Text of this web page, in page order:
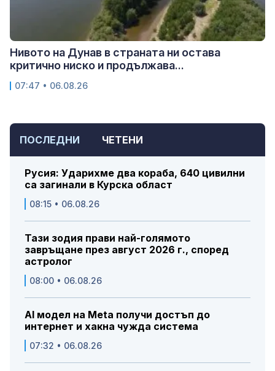
ПОСЛЕДНИ ЧЕТЕНИ
Русия: Ударихме два кораба, 640 цивилни
са загинали в Курска област
08:15 • 06.08.26
Тази зодия прави най-голямото
завръщане през август 2026 г., според
астролог
08:00 • 06.08.26
AI модел на Meta получи достъп до
интернет и хакна чужда система
07:32 • 06.08.26
Нивото на Дунав в страната ни остава
критично ниско и продължава...
07:47 • 06.08.26